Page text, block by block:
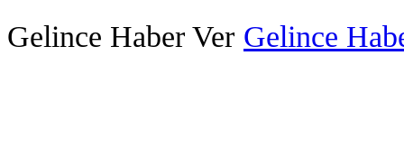
Gelince Haber Ver Gelince